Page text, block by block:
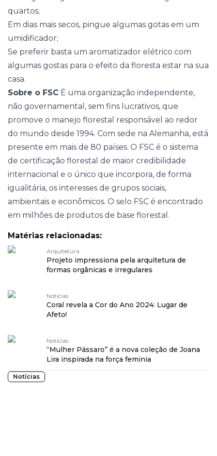
quartos;
Em dias mais secos, pingue algumas gotas em um
umidificador;
Se preferir basta um aromatizador elétrico com
algumas gostas para o efeito da floresta estar na sua
casa.
Sobre o FSC É uma organização independente,
não governamental, sem fins lucrativos, que
promove o manejo florestal responsável ao redor
do mundo desde 1994. Com sede na Alemanha, está
presente em mais de 80 países. O FSC é o sistema
de certificação florestal de maior credibilidade
internacional e o único que incorpora, de forma
igualitária, os interesses de grupos sociais,
ambientais e econômicos. O selo FSC é encontrado
em milhões de produtos de base florestal.
Matérias relacionadas:
Arquitetura
Projeto impressiona pela arquitetura de
formas orgânicas e irregulares
Notícias
Coral revela a Cor do Ano 2024: Lugar de
Afeto!
Notícias
“Mulher Pássaro” é a nova coleção de Joana
Lira inspirada na força feminia
Notícias